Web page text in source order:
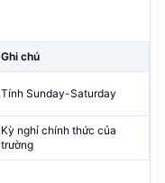
Ghi chú
Tính Sunday-Saturday
Kỳ nghỉ chính thức của
trường